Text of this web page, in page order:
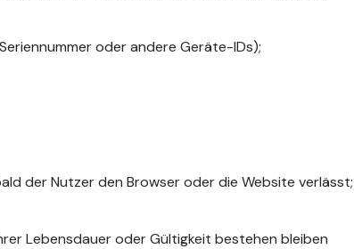
oder andere Geräte-IDs);
der Nutzer den Browser oder die Website verlässt;
Lebensdauer oder Gültigkeit bestehen bleiben